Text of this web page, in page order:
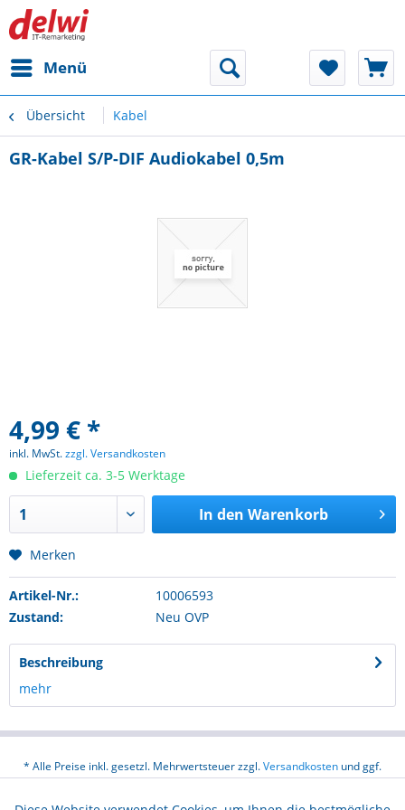
Menü
Übersicht Kabel
GR-Kabel S/P-DIF Audiokabel 0,5m
4,99 € *
inkl. MwSt.zzgl. Versandkosten
Lieferzeit ca. 3-5 Werktage
In den Warenkorb
Merken
Artikel-Nr.:
10006593
Zustand:
Neu OVP
Beschreibung
mehr
* Alle Preise inkl. gesetzl. Mehrwertsteuer zzgl.Versandkosten und ggf.